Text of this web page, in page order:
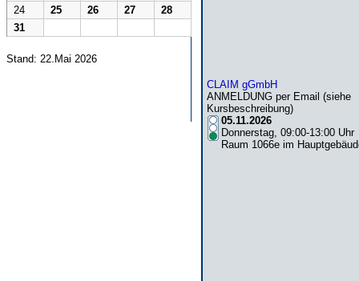
24
25 26 27
28
31
Stand: 22.Mai 2026
CLAIM gGmbH
ANMELDUNG per Email (siehe
Kursbeschreibung)
05.11.2026
Donnerstag, 09:00-13:00 Uhr
Raum 1066e im